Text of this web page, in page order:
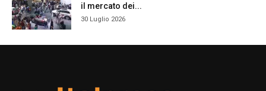
il mercato dei...
30 Luglio 2026